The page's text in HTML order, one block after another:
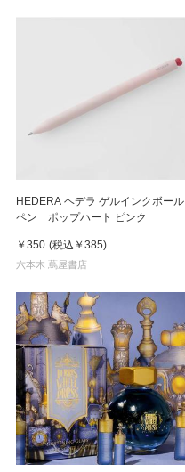
HEDERA ヘデラ ゲルインクボール
ペン ポップハート ピンク
￥350 (税込 ￥385)
六本木 蔦屋書店